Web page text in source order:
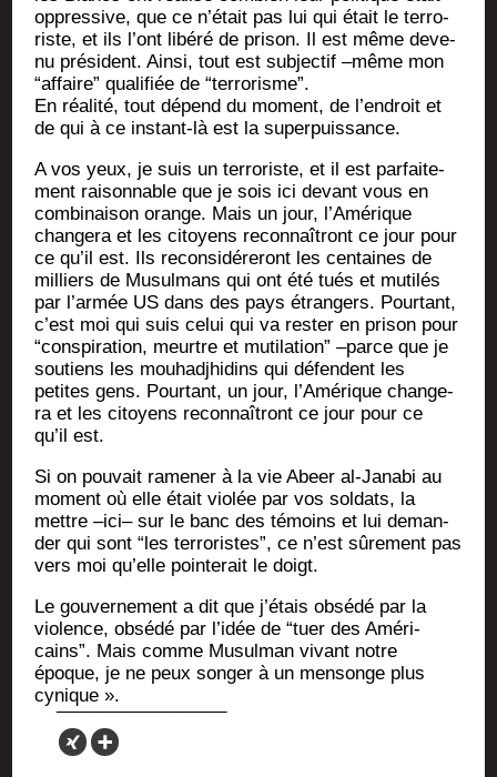
oppres­sive, que ce n’était pas lui qui était le ter­ro­
riste, et ils l’ont libé­ré de pri­son. Il est même deve­
nu pré­sident. Ain­si, tout est sub­jec­tif –même mon
“affaire” qua­li­fiée de “ter­ro­risme”.
En réa­li­té, tout dépend du moment, de l’endroit et
de qui à ce ins­tant-là est la superpuissance.
A vos yeux, je suis un ter­ro­riste, et il est par­fai­te­
ment rai­son­nable que je sois ici devant vous en
com­bi­nai­son orange. Mais un jour, l’Amérique
chan­ge­ra et les citoyens recon­naî­tront ce jour pour
ce qu’il est. Ils recon­si­dé­re­ront les cen­taines de
mil­liers de Musul­mans qui ont été tués et muti­lés
par l’armée US dans des pays étran­gers. Pour­tant,
c’est moi qui suis celui qui va res­ter en pri­son pour
“conspi­ra­tion, meurtre et muti­la­tion” –parce que je
sou­tiens les mou­had­j­hi­dins qui défendent les
petites gens. Pour­tant, un jour, l’Amérique chan­ge­
ra et les citoyens recon­naî­tront ce jour pour ce
qu’il est.
Si on pou­vait rame­ner à la vie Abeer al-Jana­bi au
moment où elle était vio­lée par vos sol­dats, la
mettre –ici– sur le banc des témoins et lui deman­
der qui sont “les ter­ro­ristes”, ce n’est sûre­ment pas
vers moi qu’elle poin­te­rait le doigt.
Le gou­ver­ne­ment a dit que j’étais obsé­dé par la
vio­lence, obsé­dé par l’idée de “tuer des Amé­ri­
cains”. Mais comme Musul­man vivant notre
époque, je ne peux son­ger à un men­songe plus
cynique ».